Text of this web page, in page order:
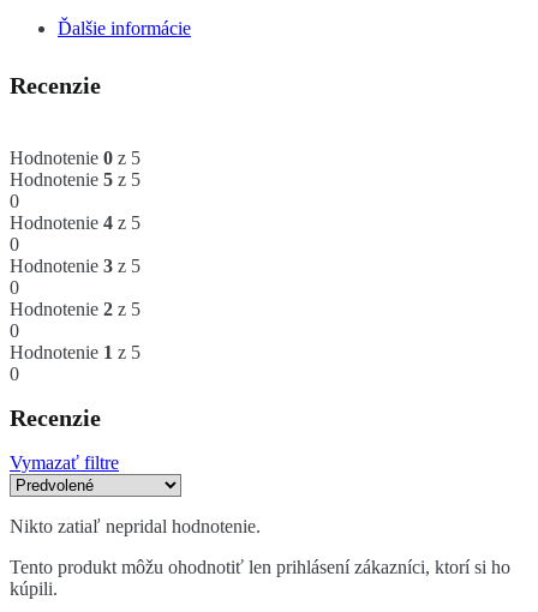
Ďalšie informácie
Recenzie
Hodnotenie 0 z 5
Hodnotenie 5 z 5
0
Hodnotenie 4 z 5
0
Hodnotenie 3 z 5
0
Hodnotenie 2 z 5
0
Hodnotenie 1 z 5
0
Recenzie
Vymazať filtre
Nikto zatiaľ nepridal hodnotenie.
Tento produkt môžu ohodnotiť len prihlásení zákazníci, ktorí si ho
kúpili.